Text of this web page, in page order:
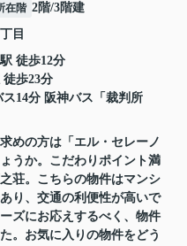
在階 2階/3階建
目
駅 徒歩12分
徒歩23分
ス14分 阪神バス「裁判所
めの方は「エル・セレーノ
うか。こだわりポイント満
荘。こちらの物件はマンシ
り、交通の利便性が高いで
ズにお応えするべく、物件
。お気に入りの物件をどう